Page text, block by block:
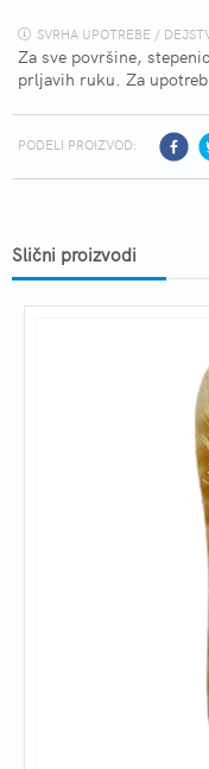
SVRHA UPOTREBE /
Za sve površine,
prljavih ruku. Za
PODELI PROIZVOD:
Slični proizvodi